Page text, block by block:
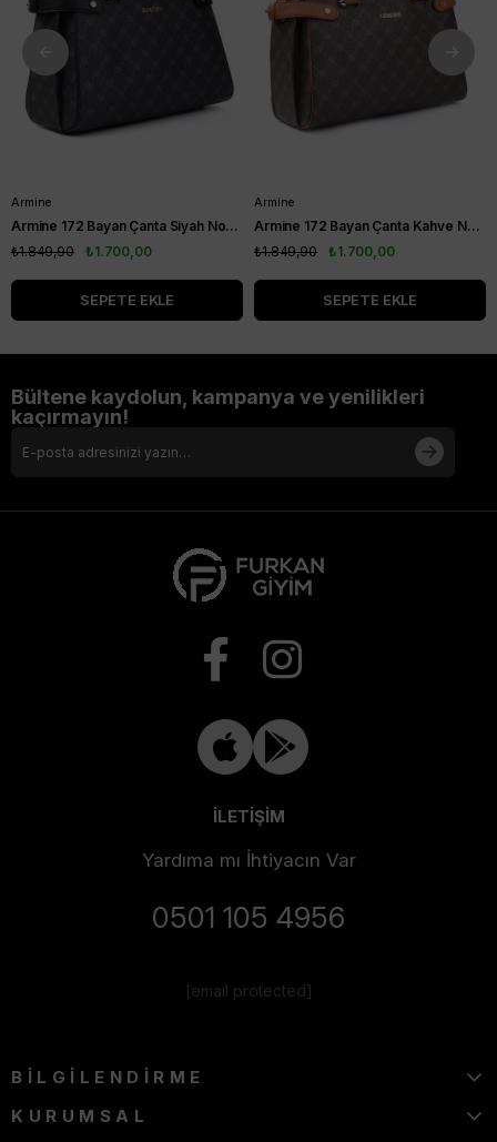
Armine
Armine 172 Bayan Çanta Siyah Noktalı
₺1.700,00
₺1.849,90
SEPETE EKLE
Armine
Armine 172 Bayan Çanta Kahve Noktalı
₺1.700,00
₺1.849,90
SEPETE EKLE
Bültene kaydolun, kampanya ve yenilikleri
kaçırmayın!
İLETİŞİM
Yardıma mı İhtiyacın Var
0501 105 4956
[email protected]
BİLGİLENDİRME
KURUMSAL